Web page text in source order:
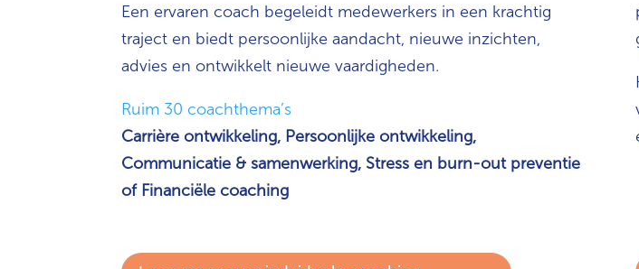
Een ervaren coach begeleidt medewerkers in een krachtig
traject en biedt persoonlijke aandacht, nieuwe inzichten,
advies en ontwikkelt nieuwe vaardigheden.
Ruim 30 coachthema’s
Carrière ontwikkeling, Persoonlijke ontwikkeling,
Communicatie & samenwerking, Stress en burn-out preventie
of Financiële coaching